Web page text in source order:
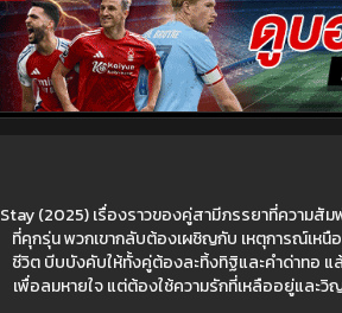
Stay (2025) เรื่องราวของคู่สามีภรรยาที่ความสั
ที่คุกรุ่น พวกเขากลับต้องเผชิญกับ เหตุการณ์เห
ชีวิต บีบบังคับให้ทั้งคู่ต้องละทิ้งทิฐิและคำด่าทอ แ
เพื่อลมหายใจ แต่ต้องใช้ความรักที่เหลืออยู่และ